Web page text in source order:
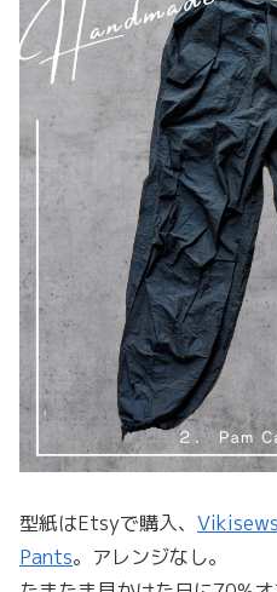
型紙はEtsyで購入、
Pants。アレンジなし。